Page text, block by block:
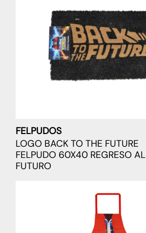
FELPUDOS
LOGO BACK TO THE FUTURE
FELPUDO 60X40 REGRESO AL
FUTURO